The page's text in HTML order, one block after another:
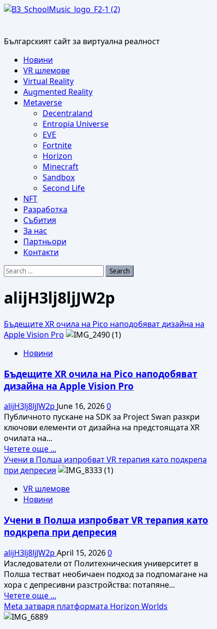
Skip
Българският сайт за виртуална реалност
Primary
Menu
Новини
VR шлемове
Virtual Reality
Augmented Reality
Metaverse
Decentraland
Entropia Universe
EVE
Fortnite
Horizon
Minecraft
Sandbox
Second Life
NFT
Разработка
Събития
За нас
Партньори
Контакти
Search
alijH3lj8ljJW2p
Бъдещите XR очила на Pico наподобяват дизайна на
Apple Vision Pro
Новини
Бъдещите XR очила на Pico наподобяват
дизайна на Apple Vision Pro
alijH3lj8ljJW2p June 16, 20260
Публичното пускане на SDK за Project Swan разкри
ключови елементи от дизайна на предстоящата XR
очилата на...
Четете още ...
more
about
XR
Pico
наподобяват
на
Apple
Vision
Pro
Учени в Полша изпробват VR терапия като подкрепа
при депресия
VR шлемове
Новини
Учени в Полша изпробват VR терапия като
подкрепа при депресия
alijH3lj8ljJW2p April 15, 20260
Изследователи от Политехническия университет в
Полша тестват необичаен подход за подпомагане на
хора с депресивни разстройства: потапяне...
Четете още ...
more
Meta затваря платформата Horizon Worlds